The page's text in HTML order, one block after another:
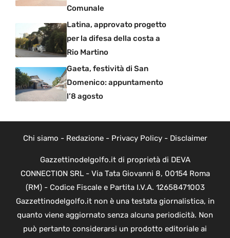
Comunale
Latina, approvato progetto
per la difesa della costa a
Rio Martino
Gaeta, festività di San
Domenico: appuntamento
l’8 agosto
Chi siamo - Redazione- Privacy Policy- Disclaimer
Gazzettinodelgolfo.it di proprietà di DEVA
CONNECTION SRL - Via Tata Giovanni 8, 00154 Roma
(RM) - Codice Fiscale e Partita I.V.A. 12658471003
Gazzettinodelgolfo.it non è una testata giornalistica, in
quanto viene aggiornato senza alcuna periodicità. Non
può pertanto considerarsi un prodotto editoriale ai